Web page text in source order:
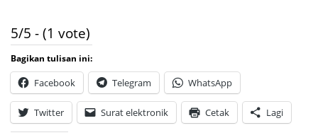
5/5 - (1 vote)
Bagikan tulisan ini:
Facebook Telegram WhatsApp
Twitter Surat elektronik Cetak Lagi